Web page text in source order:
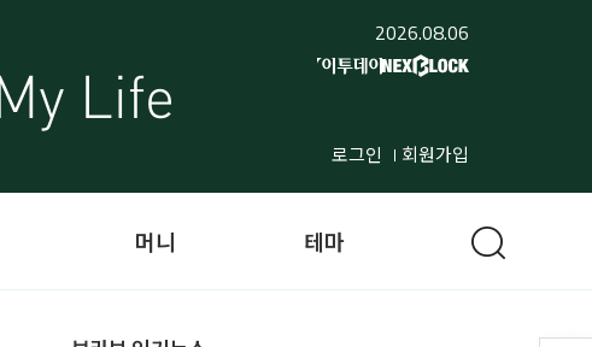
2026.08.06
로그인 회원가입
머니 테마